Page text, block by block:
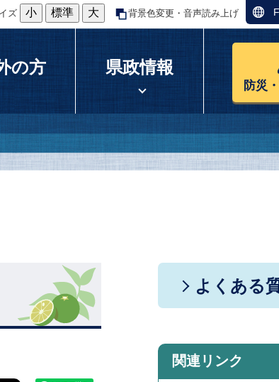
ズ 小 標準 大 背景色変更・音声読み上げ
の方 県政情報
防災
よくある
関連リンク